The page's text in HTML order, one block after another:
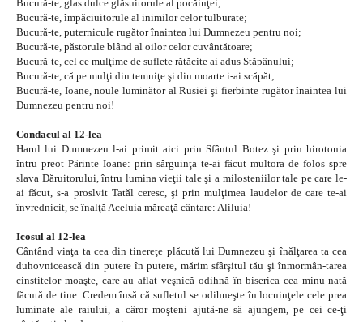
Bucură-te, glas dulce glăsuitorule al pocăinţei;
Bucură-te, împăciuitorule al inimilor celor tulburate;
Bucură-te, puternicule rugător înaintea lui Dumnezeu pentru noi;
Bucură-te, păstorule blând al oilor celor cuvântătoare;
Bucură-te, cel ce mulţime de suflete rătăcite ai adus Stăpânului;
Bucură-te, că pe mulţi din temniţe şi din moarte i-ai scăpăt;
Bucură-te, Ioane, noule luminător al Rusiei şi fierbinte rugător înaintea lui
Dumnezeu pentru noi!
Condacul al 12-lea
Harul lui Dumnezeu l-ai primit aici prin Sfântul Botez şi prin hirotonia
întru preot Părinte Ioane: prin sârguinţa te-ai făcut multora de folos spre
slava Dăruitorului, întru lumina vieţii tale şi a milosteniilor tale pe care le-
ai făcut, s-a proslvit Tatăl ceresc, şi prin mulţimea laudelor de care te-ai
învrednicit, se înalţă Aceluia măreaţă cântare: Aliluia!
Icosul al 12-lea
Cântând viaţa ta cea din tinereţe plăcută lui Dumnezeu şi înălţarea ta cea
duhovnicească din putere în putere, mărim sfârşitul tău şi înmormân-tarea
cinstitelor moaşte, care au aflat veşnică odihnă în biserica cea minu-nată
făcută de tine. Credem însă că sufletul se odihneşte în locuinţele cele prea
luminate ale raiului, a căror moşteni ajută-ne să ajungem, pe cei ce-ţi